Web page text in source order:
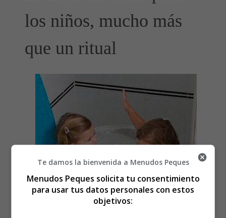
los niños, mucho más
que un ritual
Te damos la bienvenida a Menudos Peques
Menudos Peques solicita tu consentimiento
para usar tus datos personales con estos
objetivos: